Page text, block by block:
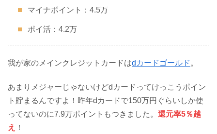
マイナポイント：4.5万
ポイ活：4.2万
我が家のメインクレジットカードはdカードゴールド 。
あまりメジャーじゃないけどdカードってけっこうポイン
ト貯まるんですよ！昨年dカードで150万円ぐらいしか使
ってないのに7.9万ポイントもつきました。 還元率5％越
え
！